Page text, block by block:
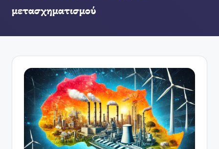
μετασχηματισμού